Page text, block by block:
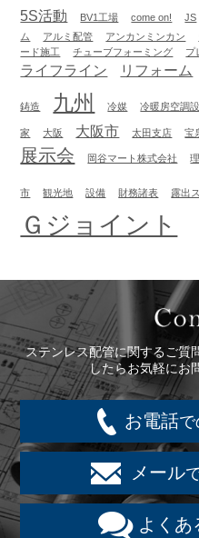
5S活動 BV1工場 come on! JS
ム
アルミ配管 アンカンミンカン
ード施工
チューブフォーミング プ
ライフライン リフォーム
鋳造 九州 冷媒 冷暖房空調
家 大阪 大阪市 太田支店 宝
展示会 岡谷マート株式会社
市 観光地 設備 財務諸表 露出
Ｇジョイント
ステンレス配管に関するご質
したらお気軽にお
お電話で
メール
よくあ